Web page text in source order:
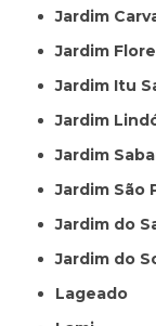
Jardim
Jardim
Jardim Itu
Jardim
Jardim
Jardim São
Jardim do
Jardim do
Lageado